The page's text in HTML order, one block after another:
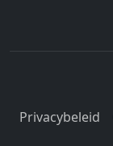
Privacybeleid